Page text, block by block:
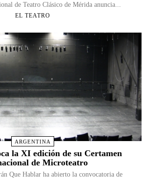
de Teatro Clásico de Mérida anuncia...
EL TEATRO
ARGENTINA
la XI edición de su Certamen
de Microteatro
Que Hablar ha abierto la convocatoria de